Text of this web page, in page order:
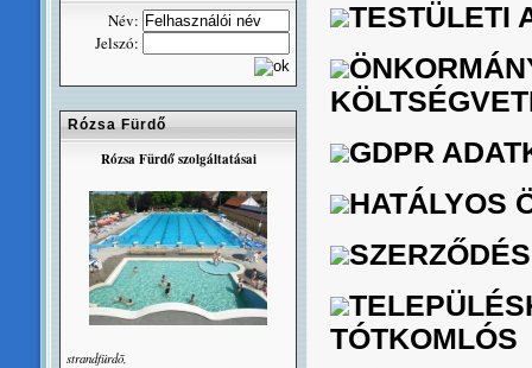
TESTÜLETI
GDPR
HATÁLYOS
TÓTKOMLÓS
Név:
Jelszó:
Rózsa Fürdő
Rózsa Fürdő szolgáltatásai
strandfürdõ,